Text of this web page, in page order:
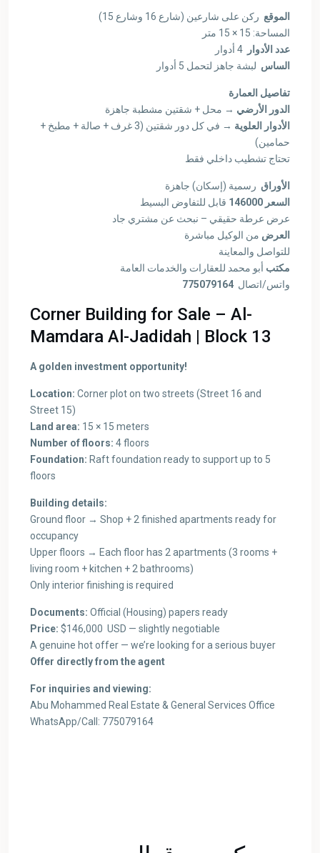
الموقع ركن على شارعين (شارع 16 وشارع 15)
المساحة: 15 × 15 متر
عدد الأدوار
الساس لبشة جاهز لتحمل 5 أدوار
تفاصيل العمارة
الدور الأرضي → محل + شقتين مشطبة جاهزة
الأدوار العلوية
→ في كل دور شقتين (3 غرف + صالة + مطبخ +
حمامين)
تحتاج تشطيب داخلي فقط
الأوراق رسمية (إسكان) جاهزة
السعر 146000 قابل للتفاوض البسيط
عرض عرطة حقيقي – نبحث عن مشتري جاد
العرض من الوكيل مباشرة
للتواصل والمعاينة
مكتب أبو محمد للعقارات والخدمات العامة
واتس/اتصال 775079164
Corner Building for Sale – Al-
Mamdara Al-Jadidah | Block 13
A golden investment opportunity!
Location: Corner plot on two streets (Street 16 and
Street 15)
Land area: 15 × 15 meters
Number of floors: 4 floors
Foundation: Raft foundation ready to support up to 5
floors
Building details:
Ground floor → Shop + 2 finished apartments ready for
occupancy
Upper floors → Each floor has 2 apartments (3 rooms +
living room + kitchen + 2 bathrooms)
Only interior finishing is required
Documents: Official (Housing) papers ready
Price: $146,000 USD — slightly negotiable
A genuine hot offer — we’re looking for a serious buyer
Offer directly from the agent
For inquiries and viewing:
Abu Mohammed Real Estate & General Services Office
WhatsApp/Call: 775079164